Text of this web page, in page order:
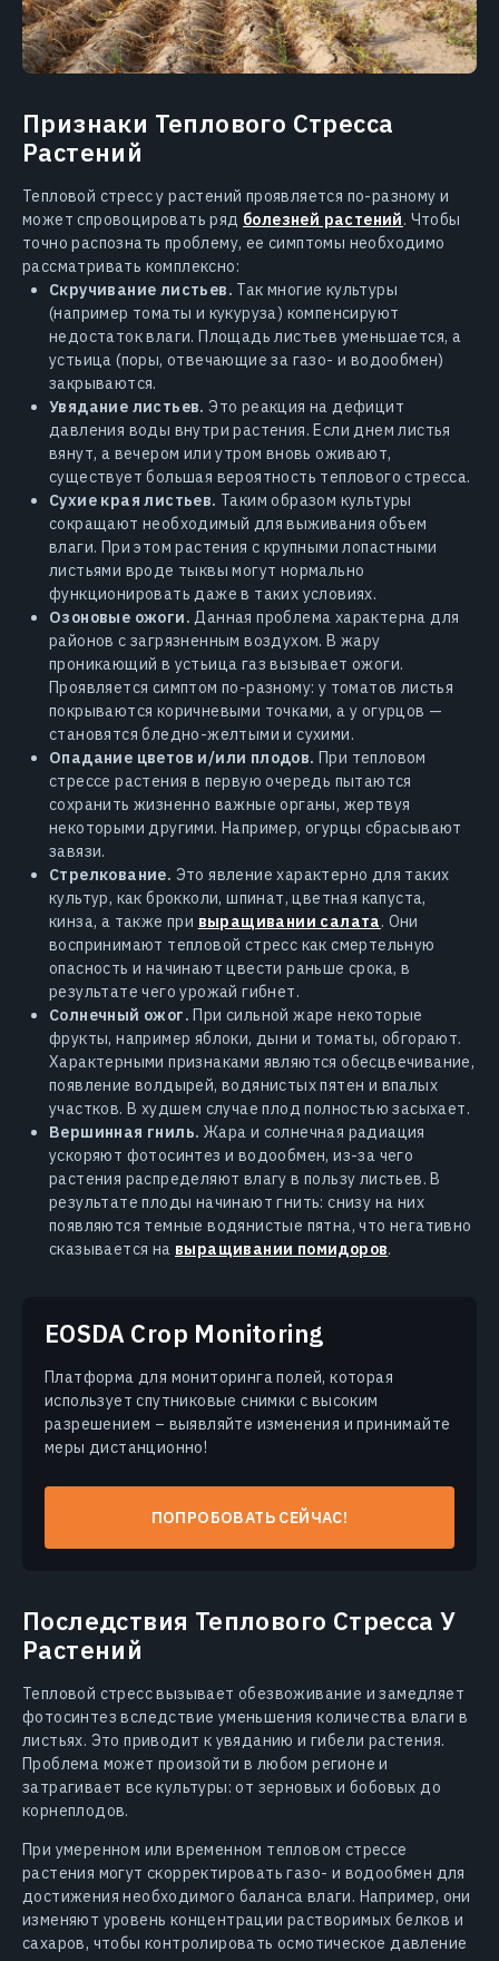
Признаки Теплового Стресса
Растений
Тепловой стресс у растений проявляется по-разному и
может спровоцировать ряд болезней растений. Чтобы
точно распознать проблему, ее симптомы необходимо
рассматривать комплексно:
Скручивание листьев. Так многие культуры
(например томаты и кукуруза) компенсируют
недостаток влаги. Площадь листьев уменьшается, а
устьица (поры, отвечающие за газо- и водообмен)
закрываются.
Увядание листьев. Это реакция на дефицит
давления воды внутри растения. Если днем листья
вянут, а вечером или утром вновь оживают,
существует большая вероятность теплового стресса.
Сухие края листьев. Таким образом культуры
сокращают необходимый для выживания объем
влаги. При этом растения с крупными лопастными
листьями вроде тыквы могут нормально
функционировать даже в таких условиях.
Озоновые ожоги. Данная проблема характерна для
районов с загрязненным воздухом. В жару
проникающий в устьица газ вызывает ожоги.
Проявляется симптом по-разному: у томатов листья
покрываются коричневыми точками, а у огурцов —
становятся бледно-желтыми и сухими.
Опадание цветов и/или плодов. При тепловом
стрессе растения в первую очередь пытаются
сохранить жизненно важные органы, жертвуя
некоторыми другими. Например, огурцы сбрасывают
завязи.
Стрелкование. Это явление характерно для таких
культур, как брокколи, шпинат, цветная капуста,
кинза, а также при выращивании салата. Они
воспринимают тепловой стресс как смертельную
опасность и начинают цвести раньше срока, в
результате чего урожай гибнет.
Солнечный ожог. При сильной жаре некоторые
фрукты, например яблоки, дыни и томаты, обгорают.
Характерными признаками являются обесцвечивание,
появление волдырей, водянистых пятен и впалых
участков. В худшем случае плод полностью засыхает.
Вершинная гниль. Жара и солнечная радиация
ускоряют фотосинтез и водообмен, из-за чего
растения распределяют влагу в пользу листьев. В
результате плоды начинают гнить: снизу на них
появляются темные водянистые пятна, что негативно
сказывается на выращивании помидоров.
EOSDA Crop Monitoring
Платформа для мониторинга полей, которая
использует спутниковые снимки с высоким
разрешением – выявляйте изменения и принимайте
меры дистанционно!
ПОПРОБОВАТЬ СЕЙЧАС!
Последствия Теплового Стресса У
Растений
Тепловой стресс вызывает обезвоживание и замедляет
фотосинтез вследствие уменьшения количества влаги в
листьях. Это приводит к увяданию и гибели растения.
Проблема может произойти в любом регионе и
затрагивает все культуры: от зерновых и бобовых до
корнеплодов.
При умеренном или временном тепловом стрессе
растения могут скорректировать газо- и водообмен для
достижения необходимого баланса влаги. Например, они
изменяют уровень концентрации растворимых белков и
сахаров, чтобы контролировать осмотическое давление